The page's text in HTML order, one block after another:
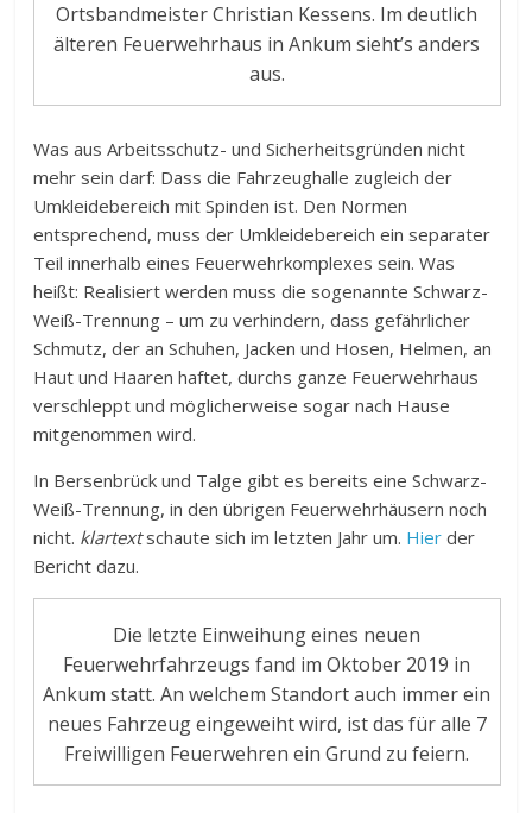
Ortsbandmeister Christian Kessens. Im deutlich
älteren Feuerwehrhaus in Ankum sieht’s anders
aus.
Was aus Arbeitsschutz- und Sicherheitsgründen nicht
mehr sein darf: Dass die Fahrzeughalle zugleich der
Umkleidebereich mit Spinden ist. Den Normen
entsprechend, muss der Umkleidebereich ein separater
Teil innerhalb eines Feuerwehrkomplexes sein. Was
heißt: Realisiert werden muss die sogenannte Schwarz-
Weiß-Trennung – um zu verhindern, dass gefährlicher
Schmutz, der an Schuhen, Jacken und Hosen, Helmen, an
Haut und Haaren haftet, durchs ganze Feuerwehrhaus
verschleppt und möglicherweise sogar nach Hause
mitgenommen wird.
In Bersenbrück und Talge gibt es bereits eine Schwarz-
Weiß-Trennung, in den übrigen Feuerwehrhäusern noch
nicht. klartextschaute sich im letzten Jahr um. Hier der
Bericht dazu.
Die letzte Einweihung eines neuen
Feuerwehrfahrzeugs fand im Oktober 2019 in
Ankum statt. An welchem Standort auch immer ein
neues Fahrzeug eingeweiht wird, ist das für alle 7
Freiwilligen Feuerwehren ein Grund zu feiern.